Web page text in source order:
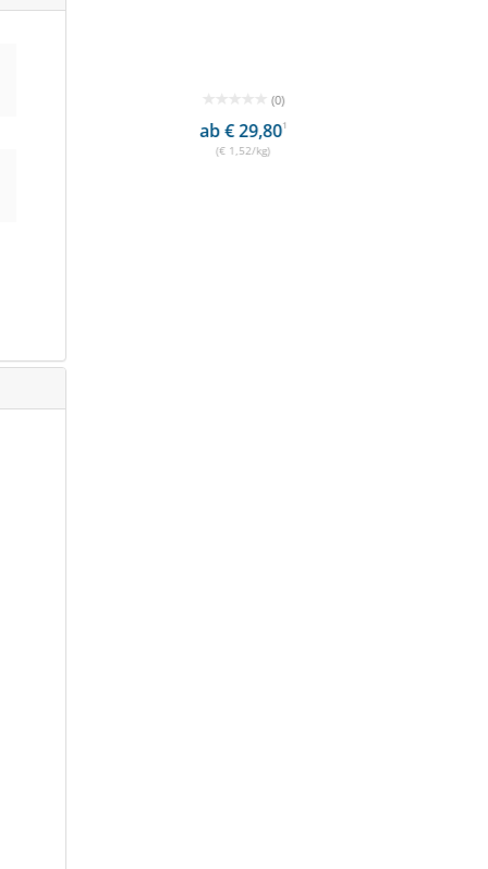
(1)
ab € 34,251
(€ 1,75/kg)